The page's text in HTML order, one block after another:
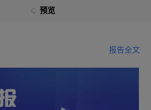
预览
报告全文